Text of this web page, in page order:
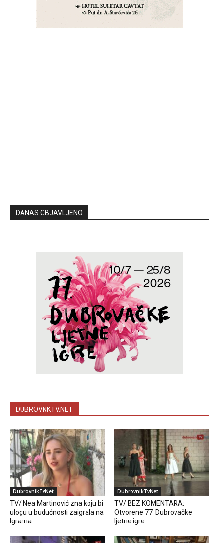
DANAS OBJAVLJENO
DUBROVNKTV.NET
DubrovnikTvNet
TV/ Nea Martinović zna koju bi
ulogu u budućnosti zaigrala na
Igrama
DubrovnikTvNet
TV/ BEZ KOMENTARA:
Otvorene 77. Dubrovačke
ljetne igre